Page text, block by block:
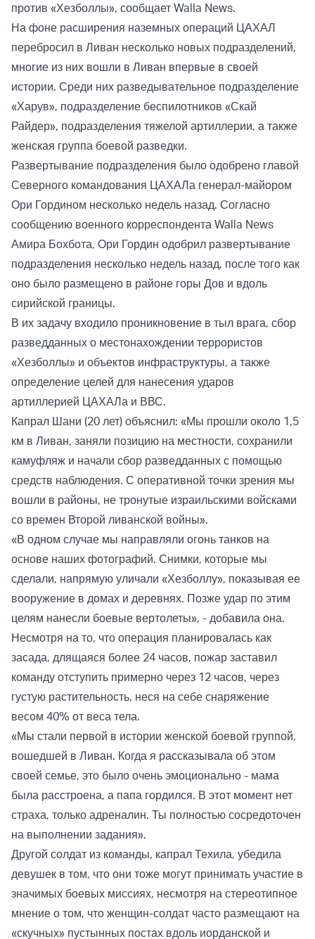
против «Хезболлы», сообщает Walla News.
На фоне расширения наземных операций ЦАХАЛ
перебросил в Ливан несколько новых подразделений,
многие из них вошли в Ливан впервые в своей
истории. Среди них разведывательное подразделение
«Харув», подразделение беспилотников «Скай
Райдер», подразделения тяжелой артиллерии, а также
женская группа боевой разведки.
Развертывание подразделения было одобрено главой
Северного командования ЦАХАЛа генерал-майором
Ори Гордином несколько недель назад. Согласно
сообщению военного корреспондента Walla News
Амира Бохбота, Ори Гордин одобрил развертывание
подразделения несколько недель назад, после того как
оно было размещено в районе горы Дов и вдоль
сирийской границы.
В их задачу входило проникновение в тыл врага, сбор
разведданных о местонахождении террористов
«Хезболлы» и объектов инфраструктуры, а также
определение целей для нанесения ударов
артиллерией ЦАХАЛа и ВВС.
Капрал Шани (20 лет) объяснил: «Мы прошли около 1,5
км в Ливан, заняли позицию на местности, сохранили
камуфляж и начали сбор разведданных с помощью
средств наблюдения. С оперативной точки зрения мы
вошли в районы, не тронутые израильскими войсками
со времен Второй ливанской войны».
«В одном случае мы направляли огонь танков на
основе наших фотографий. Снимки, которые мы
сделали, напрямую уличали «Хезболлу», показывая ее
вооружение в домах и деревнях. Позже удар по этим
целям нанесли боевые вертолеты», - добавила она.
Несмотря на то, что операция планировалась как
засада, длящаяся более 24 часов, пожар заставил
команду отступить примерно через 12 часов, через
густую растительность, неся на себе снаряжение
весом 40% от веса тела.
«Мы стали первой в истории женской боевой группой,
вошедшей в Ливан. Когда я рассказывала об этом
своей семье, это было очень эмоционально - мама
была расстроена, а папа гордился. В этот момент нет
страха, только адреналин. Ты полностью сосредоточен
на выполнении задания».
Другой солдат из команды, капрал Техила, убедила
девушек в том, что они тоже могут принимать участие в
значимых боевых миссиях, несмотря на стереотипное
мнение о том, что женщин-солдат часто размещают на
«скучных» пустынных постах вдоль иорданской и